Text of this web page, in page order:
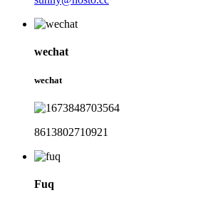
wechat
wechat
8613802710921
Fuq